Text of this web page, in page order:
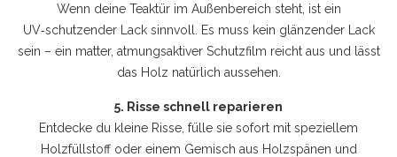
Wenn deine Teaktür im Außenbereich steht, ist ein
UV‑schutzender Lack sinnvoll. Es muss kein glänzender Lack
sein – ein matter, atmungsaktiver Schutzfilm reicht aus und lässt
das Holz natürlich aussehen.
5. Risse schnell reparieren
Entdecke du kleine Risse, fülle sie sofort mit speziellem
Holzfüllstoff oder einem Gemisch aus Holzspänen und